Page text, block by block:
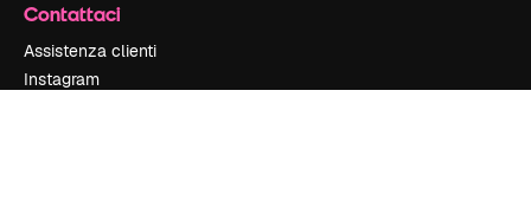
Contattaci
Assistenza clienti
Instagram